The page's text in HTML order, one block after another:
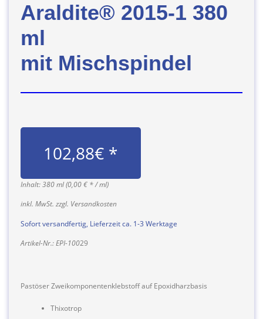
Araldite® 2015-1 380
ml
mit Mischspindel
102,88€ *
Inhalt: 380 ml (0,00 € * / ml)
inkl. MwSt. zzgl. Versandkosten
Sofort versandfertig, Lieferzeit ca. 1-3 Werktage
Artikel-Nr.: EPI-10029
Pastöser Zweikomponentenklebstoff auf Epoxidharzbasis
Thixotrop